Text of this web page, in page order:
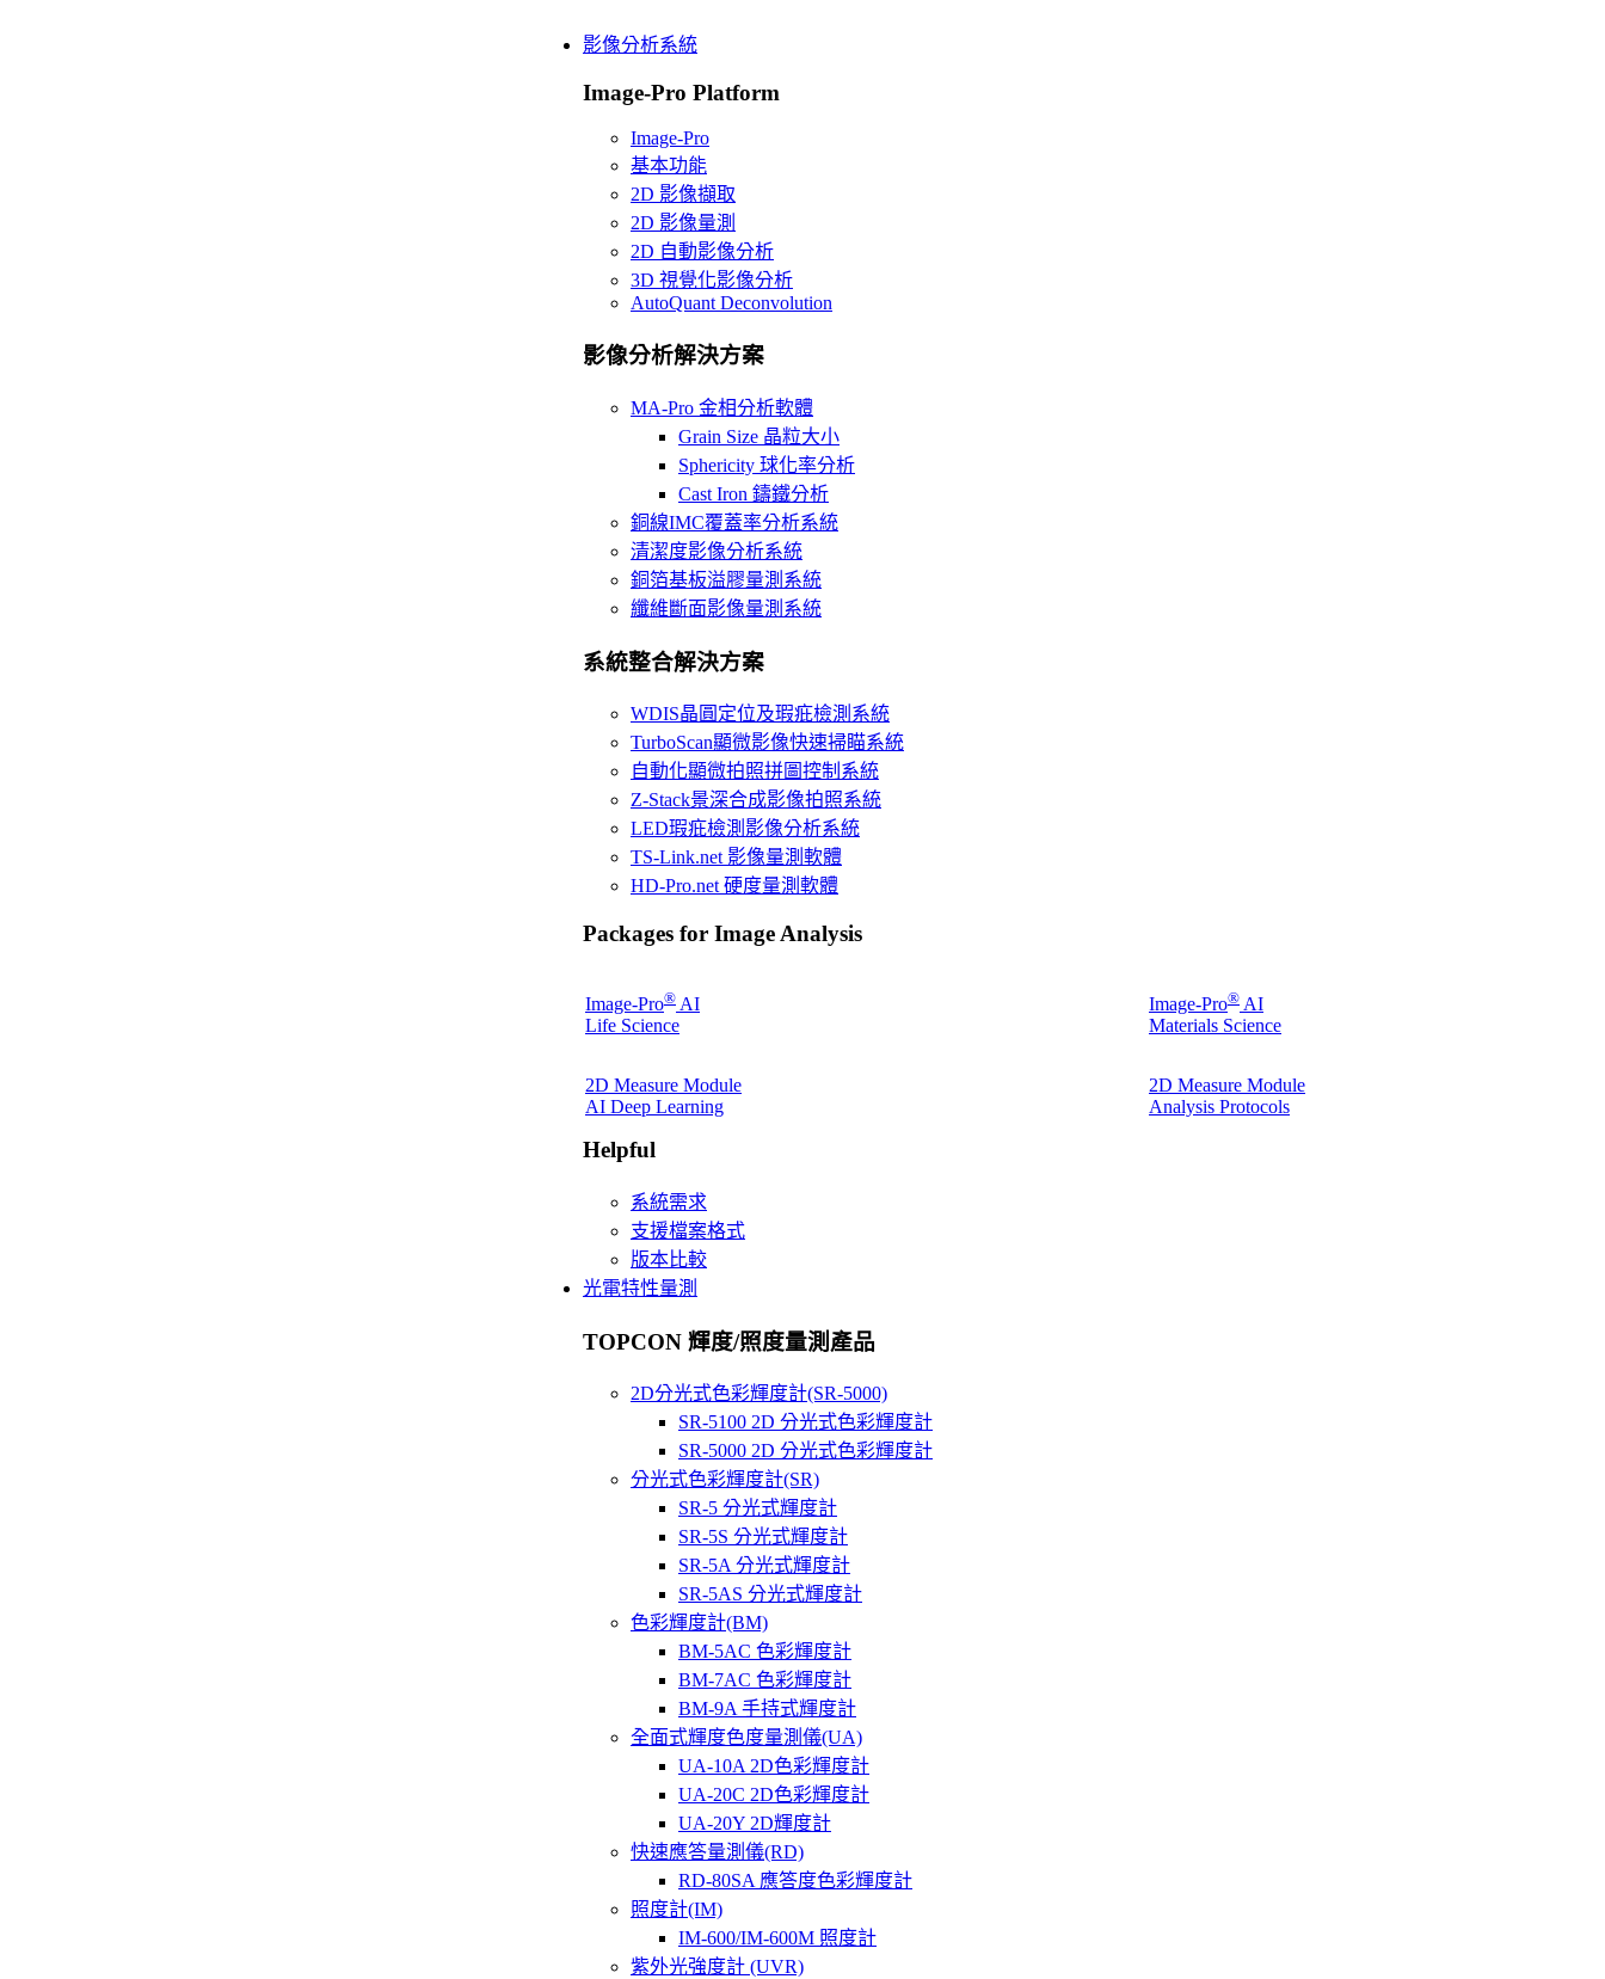
影像分析系統
Image-Pro Platform
Image-Pro
基本功能
2D 影像擷取
2D 影像量測
2D 自動影像分析
3D 視覺化影像分析
AutoQuant Deconvolution
影像分析解決方案
MA-Pro 金相分析軟體
Grain Size 晶粒大小
Sphericity 球化率分析
Cast Iron 鑄鐵分析
銅線IMC覆蓋率分析系統
清潔度影像分析系統
銅箔基板溢膠量測系統
纖維斷面影像量測系統
系統整合解決方案
WDIS晶圓定位及瑕疪檢測系統
TurboScan顯微影像快速掃瞄系統
自動化顯微拍照拼圖控制系統
Z-Stack景深合成影像拍照系統
LED瑕疪檢測影像分析系統
TS-Link.net 影像量測軟體
HD-Pro.net 硬度量測軟體
Packages for Image Analysis
Image-Pro® AI
Life Science
Image-Pro® AI
Materials Science
2D Measure Module
AI Deep Learning
2D Measure Module
Analysis Protocols
Helpful
系統需求
支援檔案格式
版本比較
光電特性量測
TOPCON 輝度/照度量測產品
2D分光式色彩輝度計(SR-5000)
SR-5100 2D 分光式色彩輝度計
SR-5000 2D 分光式色彩輝度計
分光式色彩輝度計(SR)
SR-5 分光式輝度計
SR-5S 分光式輝度計
SR-5A 分光式輝度計
SR-5AS 分光式輝度計
色彩輝度計(BM)
BM-5AC 色彩輝度計
BM-7AC 色彩輝度計
BM-9A 手持式輝度計
全面式輝度色度量測儀(UA)
UA-10A 2D色彩輝度計
UA-20C 2D色彩輝度計
UA-20Y 2D輝度計
快速應答量測儀(RD)
RD-80SA 應答度色彩輝度計
照度計(IM)
IM-600/IM-600M 照度計
紫外光強度計 (UVR)